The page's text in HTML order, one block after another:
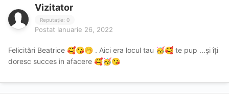
Vizitator
Reputație: 0
Postat Ianuarie 26, 2022
Felicitări Beatrice 🥰😘🤭 . Aici era locul tau 🥳🥰 te pup ...și îți
doresc succes in afacere 🥰🥳😘